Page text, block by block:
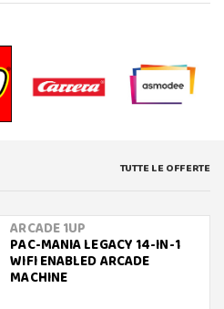
TUTTE LE OFFERTE
ARCADE 1UP
PAC-MANIA LEGACY 14-IN-1
WIFI ENABLED ARCADE
MACHINE